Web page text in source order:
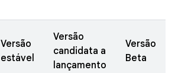
Versão
estável
Versão
candidata a
lançamento
Versão
Beta